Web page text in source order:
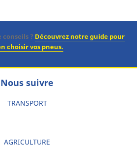
conseils ? Découvrez notre guide pour
choisir vos pneus.
Nous suivre
TRANSPORT
AGRICULTURE